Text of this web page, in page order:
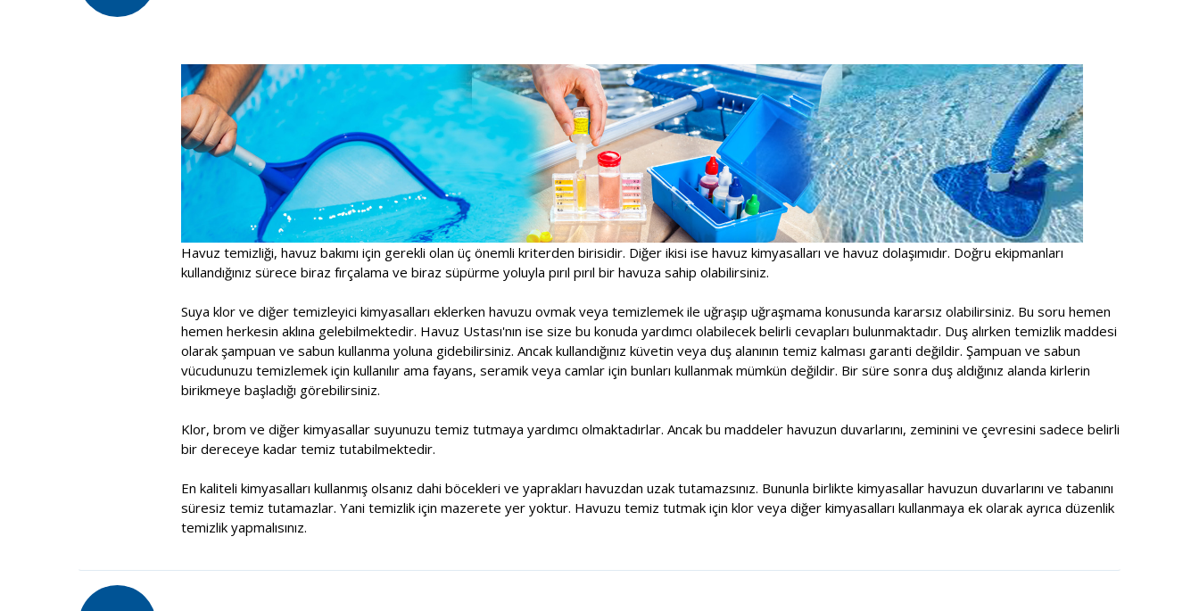
Havuz temizliği, havuz bakımı için gerekli olan üç önemli kriterden birisidir. Diğer ikisi ise havuz kimyasalları ve havuz dolaşımıdır. Doğru ekipmanları
kullandığınız sürece biraz fırçalama ve biraz süpürme yoluyla pırıl pırıl bir havuza sahip olabilirsiniz.
Suya klor ve diğer temizleyici kimyasalları eklerken havuzu ovmak veya temizlemek ile uğraşıp uğraşmama konusunda kararsız olabilirsiniz. Bu soru hemen
hemen herkesin aklına gelebilmektedir. Havuz Ustası'nın ise size bu konuda yardımcı olabilecek belirli cevapları bulunmaktadır. Duş alırken temizlik maddesi
olarak şampuan ve sabun kullanma yoluna gidebilirsiniz. Ancak kullandığınız küvetin veya duş alanının temiz kalması garanti değildir. Şampuan ve sabun
vücudunuzu temizlemek için kullanılır ama fayans, seramik veya camlar için bunları kullanmak mümkün değildir. Bir süre sonra duş aldığınız alanda kirlerin
birikmeye başladığı görebilirsiniz.
Klor, brom ve diğer kimyasallar suyunuzu temiz tutmaya yardımcı olmaktadırlar. Ancak bu maddeler havuzun duvarlarını, zeminini ve çevresini sadece belirli
bir dereceye kadar temiz tutabilmektedir.
En kaliteli kimyasalları kullanmış olsanız dahi böcekleri ve yaprakları havuzdan uzak tutamazsınız. Bununla birlikte kimyasallar havuzun duvarlarını ve tabanını
süresiz temiz tutamazlar. Yani temizlik için mazerete yer yoktur. Havuzu temiz tutmak için klor veya diğer kimyasalları kullanmaya ek olarak ayrıca düzenlik
temizlik yapmalısınız.